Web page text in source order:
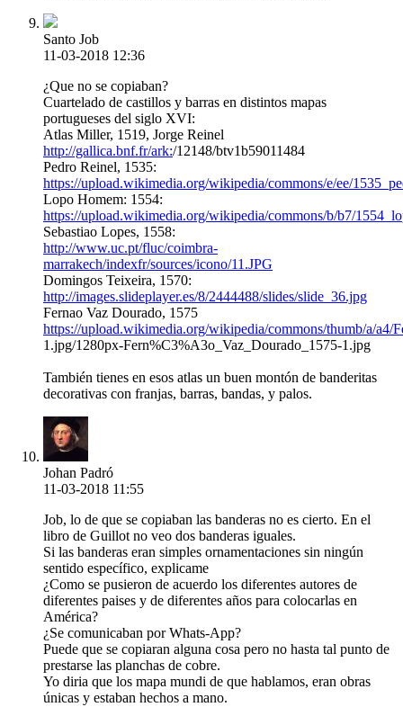
Santo Job
11-03-2018 12:36
¿Que no se copiaban?
Cuartelado de castillos y barras en distintos mapas
portugueses del siglo XVI:
Atlas Miller, 1519, Jorge Reinel
http://gallica.bnf.fr/ark:/12148/btv1b59011484
Pedro Reinel, 1535:
https://upload.wikimedia.org/wikipedia/commons/e/ee/
Lopo Homem: 1554:
https://upload.wikimedia.org/wikipedia/commons/b/b7/
Sebastiao Lopes, 1558:
http://www.uc.pt/fluc/coimbra-
marrakech/indexfr/sources/icono/11.JPG
Domingos Teixeira, 1570:
http://images.slideplayer.es/8/2444488/slides/slide_36.jpg
Fernao Vaz Dourado, 1575
https://upload.wikimedia.org/wikipedia/commons/thumb/a/a4/
1.jpg/1280px-Fern%C3%A3o_Vaz_Dourado_1575-1.jpg
También tienes en esos atlas un buen montón de banderitas
decorativas con franjas, barras, bandas, y palos.
Johan Padró
11-03-2018 11:55
Job, lo de que se copiaban las banderas no es cierto. En el
libro de Guillot no veo dos banderas iguales.
Si las banderas eran simples ornamentaciones sin ningún
sentido específico, explicame
¿Como se pusieron de acuerdo los diferentes autores de
diferentes paises y de diferentes años para colocarlas en
América?
¿Se comunicaban por Whats-App?
Puede que se copiaran alguna cosa pero no hasta tal punto de
prestarse las planchas de cobre.
Yo diria que los mapa mundi de que hablamos, eran obras
únicas y estaban hechos a mano.